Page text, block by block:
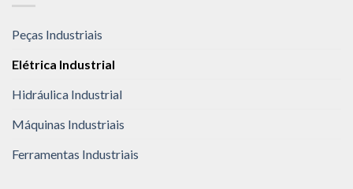
Peças Industriais
Elétrica Industrial
Hidráulica Industrial
Máquinas Industriais
Ferramentas Industriais